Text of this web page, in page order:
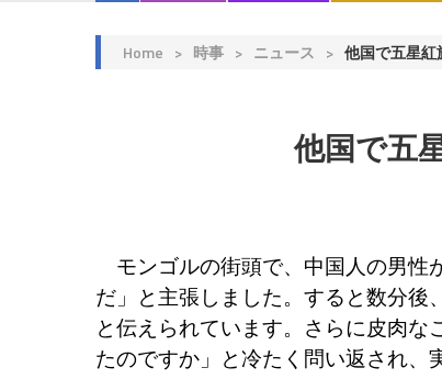
Home > 時事 > ニュース > 他国で五星紅
他国で五
モンゴルの街頭で、中国人の男性
だ」と主張しました。すると数分後
と伝えられています。さらに皮肉
たのですか」と冷たく問い返され、